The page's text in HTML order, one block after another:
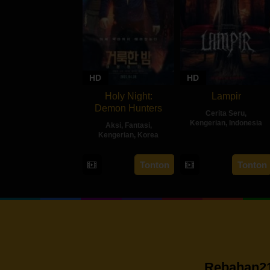
HD
Holy Night:
Demon Hunters
Aksi, Fantasi,
Kengerian, Korea
30
Apr
Lim
Dae-Tonton
HD
Lampir
Cerita Seru,
Kengerian, Indonesia
Feb
2024
Gulardi
Tonton